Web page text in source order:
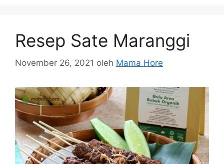
Resep Sate Maranggi
November 26, 2021 oleh Mama Hore